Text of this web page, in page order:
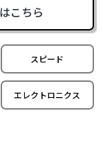
こちら
スピード
エレクトロニクス